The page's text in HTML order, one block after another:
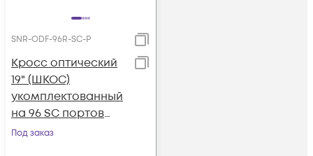
SNR-ODF-96R-SC-P
Кросс оптический
19" (ШКОС)
укомплектованный
на 96 SC портов
(комплект с
Под заказ